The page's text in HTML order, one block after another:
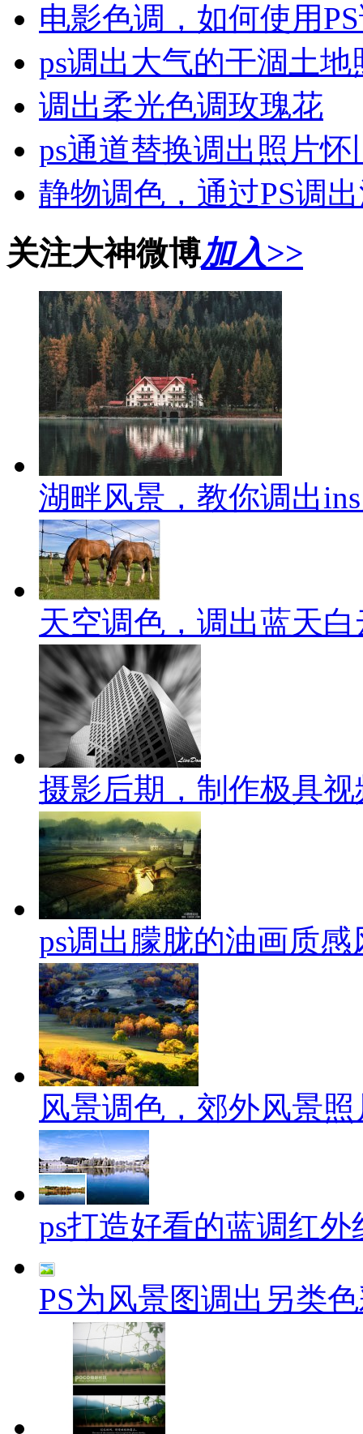
电影色调，如何使用
ps调出大气的干涸土地
调出柔光色调玫瑰花
ps通道替换调出照片怀
静物调色，通过PS调
关注大神微博加入>>
湖畔风景，教你调出
天空调色，调出蓝天
摄影后期，制作极具
ps调出朦胧的油画质感
风景调色，郊外风景
ps打造好看的蓝调红
PS为风景图调出另类